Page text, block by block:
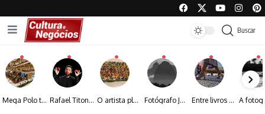
Buscar
Mega Polo transforma lançamento de coleção em plataforma nacional de negócios e projeta crescimento de mais de 15% Rafael Titonelly leva magia e acolhimento a crianças em tratamento oncológico em Juiz de Fora O artista plástico Jorge Luiz transforma sustentabilidade e criatividade em arte contemporânea Fotógrafo José Roberto apresenta um olhar sensível sobre arquitetura, formas e luz na fotografia Entre livros e fotografia autoral, Sebastião Reis consolida uma trajetória marcada pelo olhar artístico